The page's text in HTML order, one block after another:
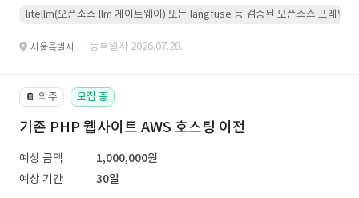
litellm(오픈소스 llm 게이트웨이) 또는 langfuse 등 검증된 오픈소스 프레임워
서울특별시 · 등록일자 2026.07.28.
📔 외주 모집 중
기존 PHP 웹사이트 AWS 호스팅 이전
예상 금액
1,000,000원
예상 기간
30일